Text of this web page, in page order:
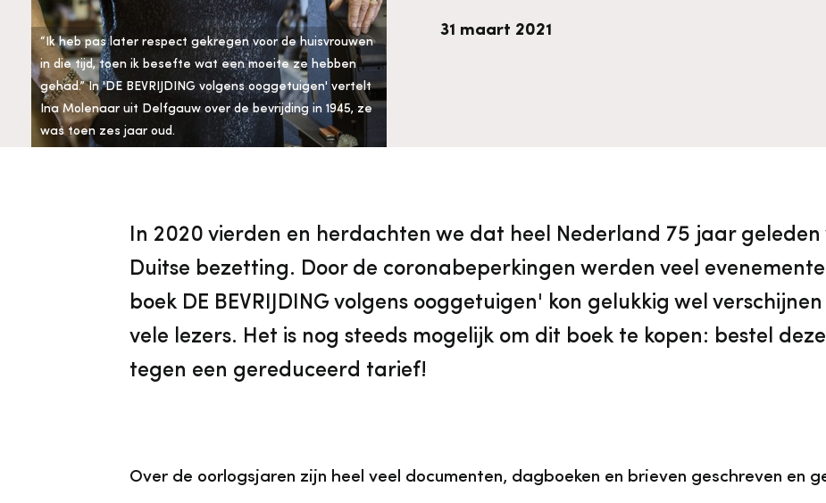
Downloads en nieuwsbrieven
Nieuwsbrieven Veelgestelde vragen
Digitale toegankelijkheid
Pers
Cultureel Erfgoed
vrijwilligers
Diensten Aanvraagformulier
Organisatie Onze medewerkers
31 maart 2021
“Ik heb pas later respect gekregen voor de huisvrouwen
in die tijd, toen ik besefte wat een moeite ze hebben
gehad.” In 'DE BEVRIJDING volgens ooggetuigen' vertelt
Ina Molenaar uit Delfgauw over de bevrijding in 1945, ze
was toen zes jaar oud.
In 2020 vierden en herdachten we dat heel Nederland 75 jaar
Duitse bezetting. Door de coronabeperkingen werden veel
boek DE BEVRIJDING volgens ooggetuigen' kon gelukkig wel
vele lezers. Het is nog steeds mogelijk om dit boek te kopen: bestel
tegen een gereduceerd tarief!
Over de oorlogsjaren zijn heel veel documenten, dagboeken en brieven geschreven en